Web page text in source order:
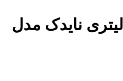
اکسیژن ساز 5 لیتری نایدک مدل